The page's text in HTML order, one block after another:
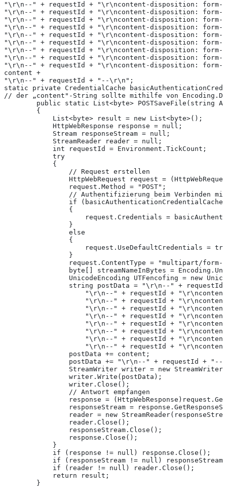
"\r\n--" + requestId + "\r\ncontent-disposition: form-
"\r\n--" + requestId + "\r\ncontent-disposition: form-
"\r\n--" + requestId + "\r\ncontent-disposition: form-
"\r\n--" + requestId + "\r\ncontent-disposition:
"\r\n--" + requestId + "\r\ncontent-disposition: form-
"\r\n--" + requestId + "\r\ncontent-disposition: form-
"\r\n--" + requestId + "\r\ncontent-disposition: form-
"\r\n--" + requestId + "\r\ncontent-disposition: form-
"\r\n--" + requestId + "\r\ncontent-disposition: form-
content +
"\r\n--" + requestId + "--\r\n";
static private CredentialCache
// der „content"-String sollte mithilfe von
public static List<byte> POSTSaveFile(string
{
List<byte> result = new List<byte>();
HttpWebResponse response = null;
Stream responseStream = null;
StreamReader reader = null;
int requestId = Environment.TickCount;
try
{
// Request erstellen
HttpWebRequest request =
request.Method = "POST";
// Authentifizierung beim Verbinden mit dem
if (basicAuthenticationCredentialCache
{
request.Credentials =
}
else
{
request.UseDefaultCredentials =
}
request.ContentType = "multipart/form-data,
byte[] streamNameInBytes =
UnicodeEncoding UTFencofing = new
string postData = "\r\n--" + requestId +
"\r\n--" + requestId + "\r\ncontent-
"\r\n--" + requestId + "\r\ncontent-
"\r\n--" + requestId + "\r\ncontent-
"\r\n--" + requestId + "\r\ncontent-
"\r\n--" + requestId + "\r\ncontent-
"\r\n--" + requestId + "\r\ncontent-
"\r\n--" + requestId + "\r\ncontent-disposition:
"\r\n--" + requestId + "\r\ncontent-disposition:
postData += content;
postData += "\r\n--" + requestId + "--
StreamWriter writer = new
writer.Write(postData);
writer.Close();
// Antwort empfangen
response =
responseStream =
reader = new
reader.Close();
responseStream.Close();
response.Close();
}
if (response != null) response.Close();
if (responseStream != null)
if (reader != null) reader.Close();
return result;
}